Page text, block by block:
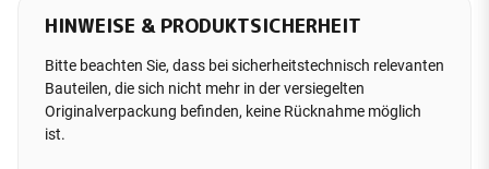
HINWEISE & PRODUKTSICHERHEIT
Bitte beachten Sie, dass bei sicherheitstechnisch relevanten
Bauteilen, die sich nicht mehr in der versiegelten
Originalverpackung befinden, keine Rücknahme möglich
ist.